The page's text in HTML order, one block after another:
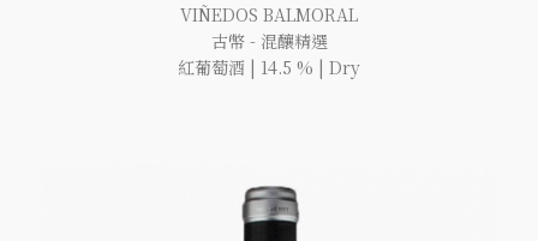
VIÑEDOS BALMORAL
古幣 - 混釀精選
紅葡萄酒 | 14.5 % | Dry